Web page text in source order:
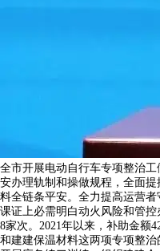
全市开展电动自行车专项整治
安办理轨制和操做规程，全面
料全链条平安。全力提高运营
课证上必需明白动火风险和管
8家次。2021年以来，补助金额
和建建保温材料这两项专项整